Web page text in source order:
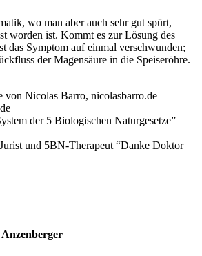
wo man aber auch sehr gut spürt,
worden ist. Kommt es zur Lösung des
das Symptom auf einmal verschwunden;
der Magensäure in die Speiseröhre.
von Nicolas Barro, nicolasbarro.de
der 5 Biologischen Naturgesetze”
und 5BN-Therapeut “Danke Doktor